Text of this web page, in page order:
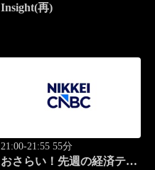
Insight(再)
21:00-21:55 55分
おさらい！先週の経済テー